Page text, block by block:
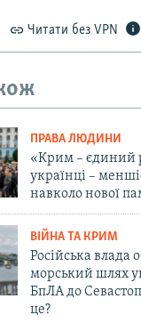
Читати без VPN
ПРАВА ЛЮДИНИ
«Крим – єдиний
українці –
навколо нової
ВІЙНА ТА КРИМ
Російська влада
морський шлях
БпЛА до
це?